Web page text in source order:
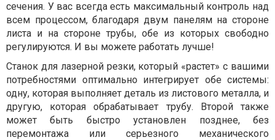
сечения. У вас всегда есть максимальный контроль над
всем процессом, благодаря двум панелям на стороне
листа и на стороне трубы, обе из которых свободно
регулируются. И вы можете работать лучше!
Станок для лазерной резки, который «растет» с вашими
потребностями оптимально интегрирует обе системы:
одну, которая выполняет деталь из листового металла, и
другую, которая обрабатывает трубу. Второй также
может быть быстро установлен позднее, без
перемонтажа или серьезного механического